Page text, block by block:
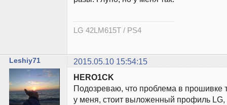
LG 42LM615T / PS4
Leshiy71 2015.05.10 15:54:15
HERO1CK
Подозреваю, что проблема в прошивке
у меня, стоит выложенный профиль LG,